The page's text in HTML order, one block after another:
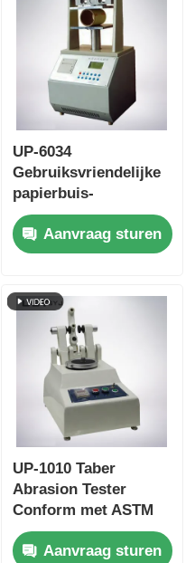
UP-6034
Gebruiksvriendelijke
papierbuis-
verbrijzelsterktetester
met touchscreen-
interface en
retourfunctie
Aanvraag sturen
UP-1010 Taber
Abrasion Tester
Conform met ASTM
D4060, ASTM D1044,
ISO 5470 en JIS
Aanvraag sturen